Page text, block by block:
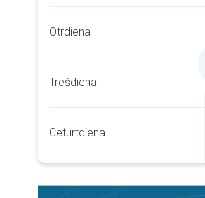
Otrdiena
Trešdiena
Ceturtdiena